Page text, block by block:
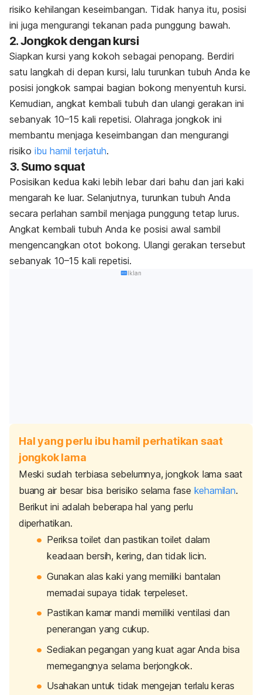
risiko kehilangan keseimbangan. Tidak hanya itu, posisi
ini juga mengurangi tekanan pada punggung bawah.
2. Jongkok dengan kursi
Siapkan kursi yang kokoh sebagai penopang. Berdiri
satu langkah di depan kursi, lalu turunkan tubuh Anda ke
posisi jongkok sampai bagian bokong menyentuh kursi.
Kemudian, angkat kembali tubuh dan ulangi gerakan ini
sebanyak 10–15 kali repetisi. Olahraga jongkok ini
membantu menjaga keseimbangan dan mengurangi
risiko ibu hamil terjatuh.
3. Sumo squat
Posisikan kedua kaki lebih lebar dari bahu dan jari kaki
mengarah ke luar. Selanjutnya, turunkan tubuh Anda
secara perlahan sambil menjaga punggung tetap lurus.
Angkat kembali tubuh Anda ke posisi awal sambil
mengencangkan otot bokong. Ulangi gerakan tersebut
sebanyak 10–15 kali repetisi.
Iklan
Hal yang perlu ibu hamil perhatikan saat
jongkok lama
Meski sudah terbiasa sebelumnya, jongkok lama saat
buang air besar bisa berisiko selama fase kehamilan.
Berikut ini adalah beberapa hal yang perlu
diperhatikan.
Periksa toilet dan pastikan toilet dalam
keadaan bersih, kering, dan tidak licin.
Gunakan alas kaki yang memiliki bantalan
memadai supaya tidak terpeleset.
Pastikan kamar mandi memiliki ventilasi dan
penerangan yang cukup.
Sediakan pegangan yang kuat agar Anda bisa
memegangnya selama berjongkok.
Usahakan untuk tidak mengejan terlalu keras